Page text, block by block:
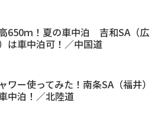
650ｍ！夏の車中泊 吉和SA（広
は車中泊可！／中国道
ワー使ってみた！南条SA（福井）
中泊！／北陸道